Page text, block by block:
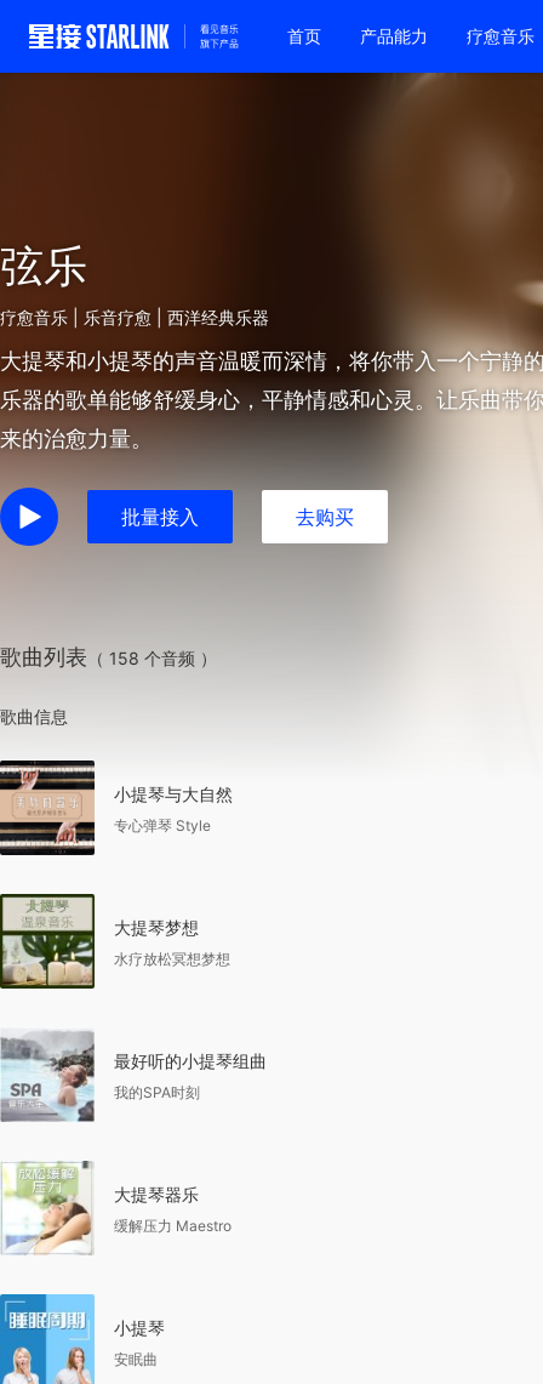
首页 产品能力 疗愈音乐
弦乐
疗愈音乐 | 乐音疗愈 | 西洋经典乐器
大提琴和小提琴的声音温暖而深情，将你带入一个宁静
乐器的歌单能够舒缓身心，平静情感和心灵。让乐曲带
来的治愈力量。
批量接入 去购买
歌曲列表 （ 158 个音频 ）
歌曲信息
小提琴与大自然
专心弹琴 Style
大提琴梦想
水疗放松冥想梦想
最好听的小提琴组曲
我的SPA时刻
大提琴器乐
缓解压力 Maestro
小提琴
安眠曲